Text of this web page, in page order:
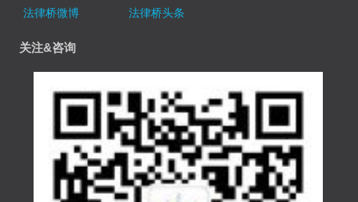
法律桥微博
法律桥头条
关注&咨询